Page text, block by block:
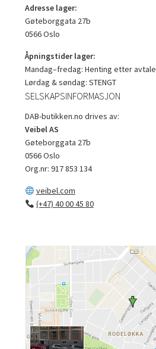
Adresse lager:
Gøteborggata 27b
0566 Oslo
Åpningstider lager:
Mandag–fredag: Henting etter avtale
Lørdag & søndag: STENGT
SELSKAPSINFORMASJON
DAB-butikken.no drives av:
Veibel AS
Gøteborggata 27b
0566 Oslo
Org.nr: 917 853 134
veibel.com
(+47) 40 00 45 80